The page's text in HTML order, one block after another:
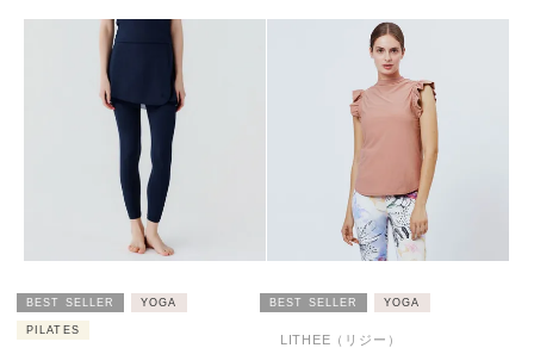
BEST SELLER YOGA
PILATES
BEST SELLER YOGA
LITHEE（リジー）